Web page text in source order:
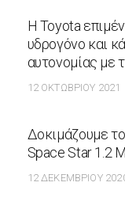
Η Toyota
υδρογόνο και
αυτονομίας με
12 ΟΚΤΩΒΡΊΟΥ 2021
Δοκιμάζουμε
Space Star 1.2
12 ΔΕΚΕΜΒΡΊΟΥ